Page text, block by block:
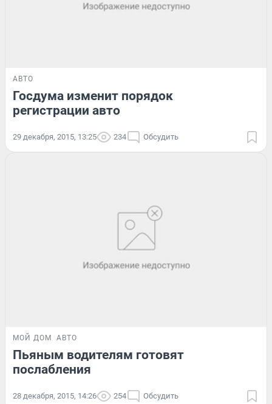
АВТО
Госдума изменит порядок
регистрации авто
29 декабря, 2015, 13:25 234 Обсудить
МОЙ ДОМ АВТО
Пьяным водителям готовят
послабления
28 декабря, 2015, 14:26 254 Обсудить